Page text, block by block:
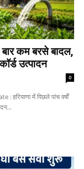
कम बरसे बादल,
उत्पादन
0
में पिछले पांच वर्षों